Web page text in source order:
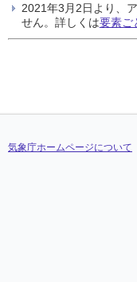
2021年3月2日より、
せん。詳しくは要素ご
気象庁ホームページについて